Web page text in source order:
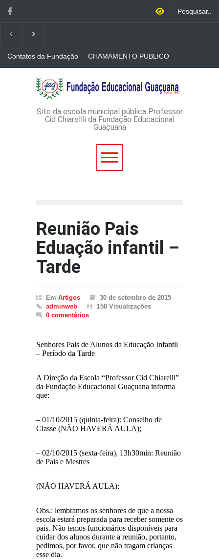
Contatos da Fundação
CHAMAMENTO PÚBLICO
CREDENCIAMENTO DE
IMPRESSOS
AVISO DE DISPENSA DE
LICITAÇÃO - DISPENSA DE
LICITAÇÃO Nº 53/2026-
ADMINISTRATIVO Nº
Site da escola municipal pública Professor
Cid Chiarellli da Fundação Educacional
Guaçuana
Reunião Pais
Eduação infantil –
Tarde
Em Artigos
30 de setembro de 2015
adminweb
150 Visualizações
0 comentários
Senhores Pais de Alunos da Educação Infantil
– Período da Tarde
A Direção da Escola “Professor Cid Chiarelli”
da Fundação Educacional Guaçuana informa
que:
– 01/10/2015 (quinta-feira): Conselho de
Classe (NÃO HAVERÁ AULA);
– 02/10/2015 (sexta-feira), 13h30min: Reunião
de Pais e Mestres
(NÃO HAVERÁ AULA);
Obs.: lembramos os senhores de que a nossa
escola estará preparada para receber somente os
pais. Não temos funcionários disponíveis para
cuidar dos alunos durante a reunião, portanto,
pedimos, por favor, que não tragam crianças
esse dia.